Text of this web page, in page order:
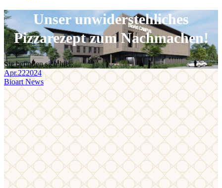
Unser unwiderstehliches
Pizzarezept zum Nachmachen!
Sie befinden sich hier:
Apr.222024
Bioart News